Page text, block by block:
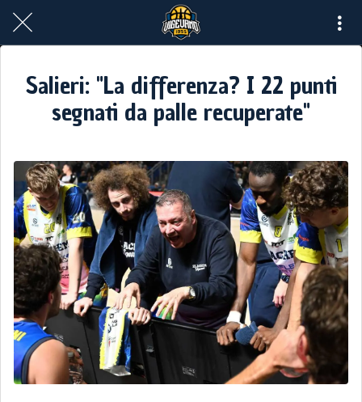
Salieri: "La differenza? I 22 punti
segnati da palle recuperate"